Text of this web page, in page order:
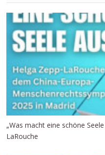
„Was macht eine schöne
LaRouche